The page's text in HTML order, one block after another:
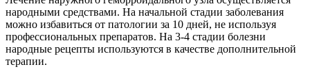
народными средствами. На начальной стадии заболевания
можно избавиться от патологии за 10 дней, не используя
профессиональных препаратов. На 3-4 стадии болезни
народные рецепты используются в качестве дополнительной
терапии.